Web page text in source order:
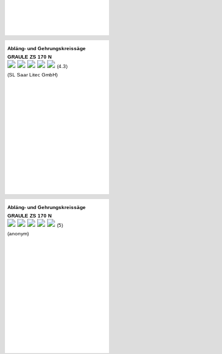
Abläng- und Gehrungskreissäge
GRAULE ZS 170 N
(4.3)
(SL Saar Litec GmbH)
Abläng- und Gehrungskreissäge
GRAULE ZS 170 N
(5)
(anonym)